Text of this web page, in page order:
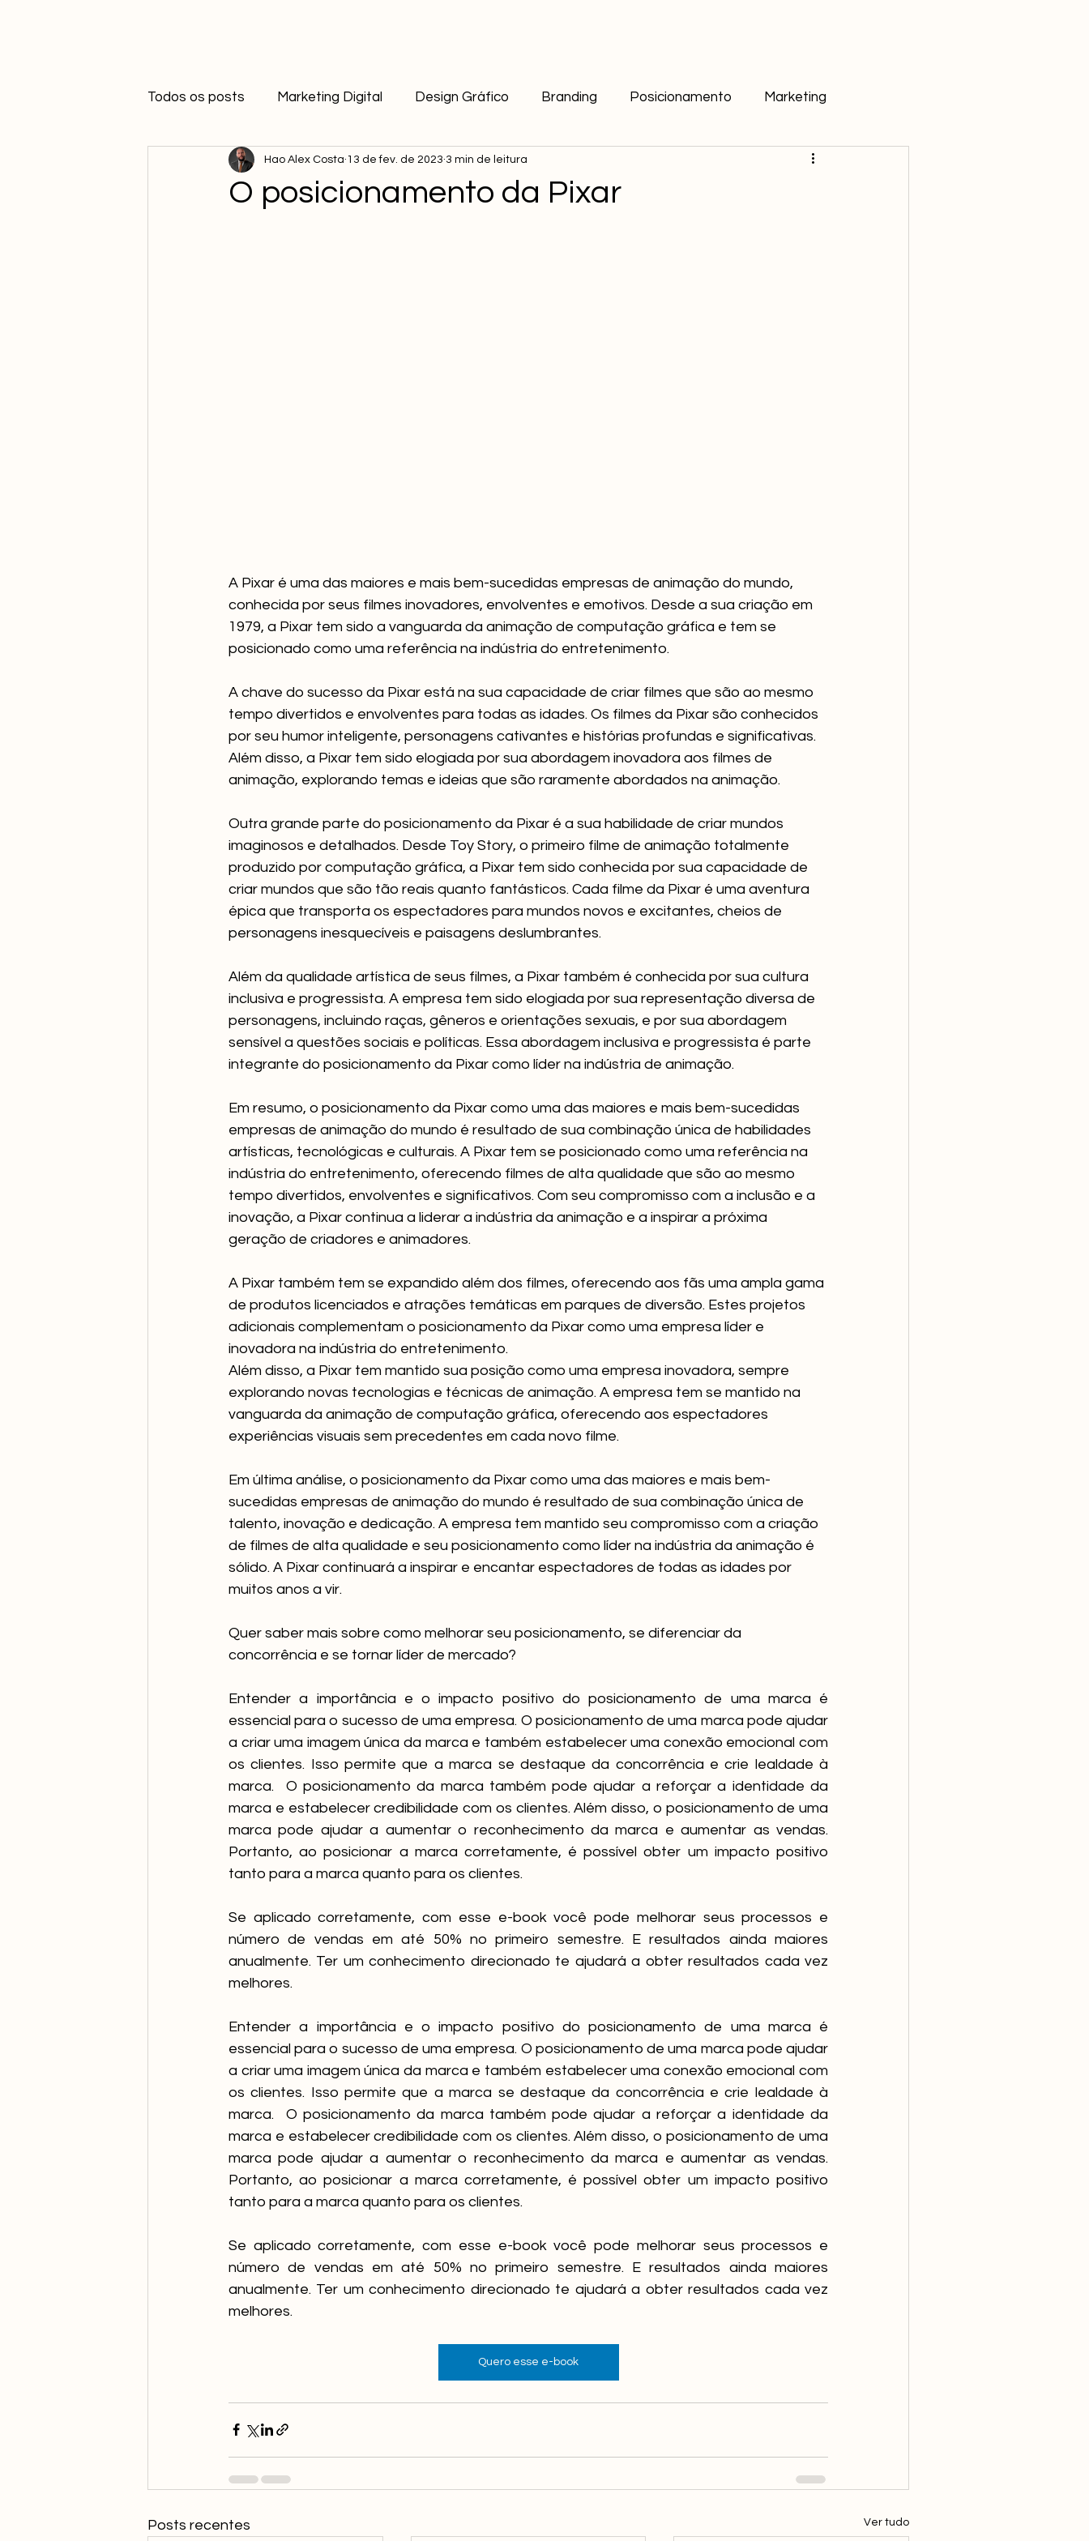
Todos os posts Marketing Digital Design Gráfico Branding Posicionamento Marketing
Diferenciação
O posicionamento da Pixar
Hao Alex Costa 13 de fev. de 2023 3 min de leitura
A Pixar é uma das maiores e mais bem-sucedidas empresas de animação do mundo,
conhecida por seus filmes inovadores, envolventes e emotivos. Desde a sua criação em
1979, a Pixar tem sido a vanguarda da animação de computação gráfica e tem se
posicionado como uma referência na indústria do entretenimento.
A chave do sucesso da Pixar está na sua capacidade de criar filmes que são ao mesmo
tempo divertidos e envolventes para todas as idades. Os filmes da Pixar são conhecidos
por seu humor inteligente, personagens cativantes e histórias profundas e significativas.
Além disso, a Pixar tem sido elogiada por sua abordagem inovadora aos filmes de
animação, explorando temas e ideias que são raramente abordados na animação.
Outra grande parte do posicionamento da Pixar é a sua habilidade de criar mundos
imaginosos e detalhados. Desde Toy Story, o primeiro filme de animação totalmente
produzido por computação gráfica, a Pixar tem sido conhecida por sua capacidade de
criar mundos que são tão reais quanto fantásticos. Cada filme da Pixar é uma aventura
épica que transporta os espectadores para mundos novos e excitantes, cheios de
personagens inesquecíveis e paisagens deslumbrantes.
Além da qualidade artística de seus filmes, a Pixar também é conhecida por sua cultura
inclusiva e progressista. A empresa tem sido elogiada por sua representação diversa de
personagens, incluindo raças, gêneros e orientações sexuais, e por sua abordagem
sensível a questões sociais e políticas. Essa abordagem inclusiva e progressista é parte
integrante do posicionamento da Pixar como líder na indústria de animação.
Em resumo, o posicionamento da Pixar como uma das maiores e mais bem-sucedidas
empresas de animação do mundo é resultado de sua combinação única de habilidades
artísticas, tecnológicas e culturais. A Pixar tem se posicionado como uma referência na
indústria do entretenimento, oferecendo filmes de alta qualidade que são ao mesmo
tempo divertidos, envolventes e significativos. Com seu compromisso com a inclusão e a
inovação, a Pixar continua a liderar a indústria da animação e a inspirar a próxima
geração de criadores e animadores.
A Pixar também tem se expandido além dos filmes, oferecendo aos fãs uma ampla gama
de produtos licenciados e atrações temáticas em parques de diversão. Estes projetos
adicionais complementam o posicionamento da Pixar como uma empresa líder e
inovadora na indústria do entretenimento.
Além disso, a Pixar tem mantido sua posição como uma empresa inovadora, sempre
explorando novas tecnologias e técnicas de animação. A empresa tem se mantido na
vanguarda da animação de computação gráfica, oferecendo aos espectadores
experiências visuais sem precedentes em cada novo filme.
Em última análise, o posicionamento da Pixar como uma das maiores e mais bem-
sucedidas empresas de animação do mundo é resultado de sua combinação única de
talento, inovação e dedicação. A empresa tem mantido seu compromisso com a criação
de filmes de alta qualidade e seu posicionamento como líder na indústria da animação é
sólido. A Pixar continuará a inspirar e encantar espectadores de todas as idades por
muitos anos a vir.
Quer saber mais sobre como melhorar seu posicionamento, se diferenciar da
concorrência e se tornar líder de mercado?
Entender a importância e o impacto positivo do posicionamento de uma marca é
essencial para o sucesso de uma empresa. O posicionamento de uma marca pode ajudar
a criar uma imagem única da marca e também estabelecer uma conexão emocional com
os clientes. Isso permite que a marca se destaque da concorrência e crie lealdade à
marca.  O posicionamento da marca também pode ajudar a reforçar a identidade da
marca e estabelecer credibilidade com os clientes. Além disso, o posicionamento de uma
marca pode ajudar a aumentar o reconhecimento da marca e aumentar as vendas.
Portanto, ao posicionar a marca corretamente, é possível obter um impacto positivo
tanto para a marca quanto para os clientes.
Se aplicado corretamente, com esse e-book você pode melhorar seus processos e
número de vendas em até 50% no primeiro semestre. E resultados ainda maiores
anualmente. Ter um conhecimento direcionado te ajudará a obter resultados cada vez
melhores.
Entender a importância e o impacto positivo do posicionamento de uma marca é
essencial para o sucesso de uma empresa. O posicionamento de uma marca pode ajudar
a criar uma imagem única da marca e também estabelecer uma conexão emocional com
os clientes. Isso permite que a marca se destaque da concorrência e crie lealdade à
marca.  O posicionamento da marca também pode ajudar a reforçar a identidade da
marca e estabelecer credibilidade com os clientes. Além disso, o posicionamento de uma
marca pode ajudar a aumentar o reconhecimento da marca e aumentar as vendas.
Portanto, ao posicionar a marca corretamente, é possível obter um impacto positivo
tanto para a marca quanto para os clientes.
Se aplicado corretamente, com esse e-book você pode melhorar seus processos e
número de vendas em até 50% no primeiro semestre. E resultados ainda maiores
anualmente. Ter um conhecimento direcionado te ajudará a obter resultados cada vez
melhores.
Quero esse e-book
Posts recentes Ver tudo